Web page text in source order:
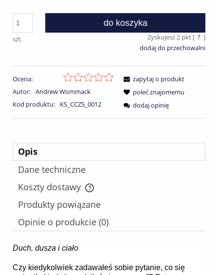
szt.
do koszyka
Zyskujesz2pkt [ ? ]
dodaj do przechowalni
Ocena:
Autor: Andrew Wommack
Kod produktu:
KS_CCZS_0012
zapytaj o produkt
poleć znajomemu
dodaj opinię
Opis
Dane techniczne
Koszty dostawy
Cena nie zawiera ewentualnych kosztów płatności
Produkty powiązane
Opinie o produkcie (0)
Duch, dusza i ciało
Czy kiedykolwiek zadawałeś sobie pytanie, co się